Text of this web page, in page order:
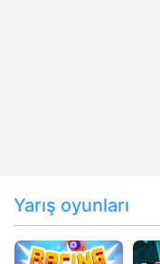
Yarış oyunları